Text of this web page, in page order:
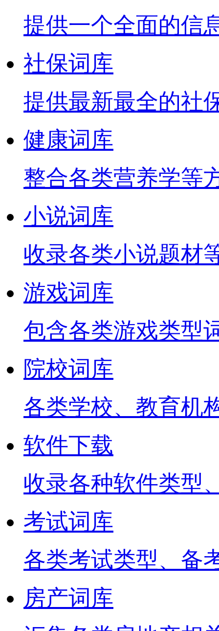
提供一个全面的信
社保词库
提供最新最全的社
健康词库
整合各类营养学等
小说词库
收录各类小说题材
游戏词库
包含各类游戏类型
院校词库
各类学校、教育机
软件下载
收录各种软件类型
考试词库
各类考试类型、备
房产词库